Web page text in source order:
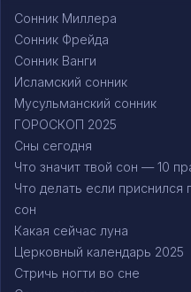
Сонник Миллера
Сонник Фрейда
Сонник Ванги
Исламский сонник
Мусульманский сонник
ГОРОСКОП 2025
Сны сегодня
Что значит твой сон — 10
Что делать если приснился
сон
Какая сейчас луна
Церковный календарь 2025
Стричь ногти во сне